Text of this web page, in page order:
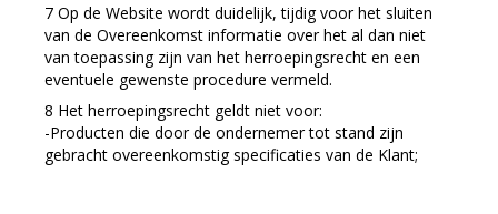
Op de Website wordt duidelijk, tijdig voor het sluiten
van de Overeenkomst informatie over het al dan niet
van toepassing zijn van het herroepingsrecht en een
eventuele gewenste procedure vermeld.
Het herroepingsrecht geldt niet voor:
-Producten die door de ondernemer tot stand zijn
gebracht overeenkomstig specificaties van de Klant;